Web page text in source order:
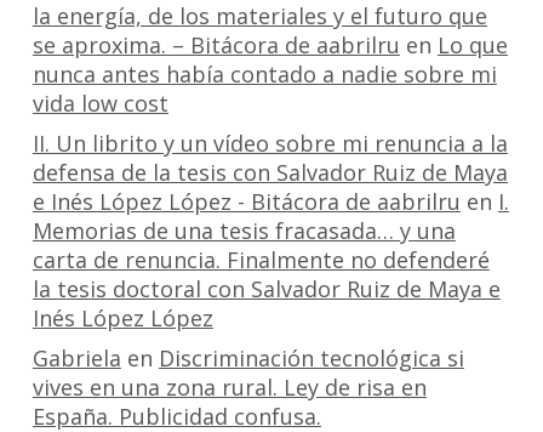
la energía, de los materiales y el futuro que
se aproxima. – Bitácora de aabrilru en Lo que
nunca antes había contado a nadie sobre mi
vida low cost
II. Un librito y un vídeo sobre mi renuncia a la
defensa de la tesis con Salvador Ruiz de Maya
e Inés López López - Bitácora de aabrilru en I.
Memorias de una tesis fracasada… y una
carta de renuncia. Finalmente no defenderé
la tesis doctoral con Salvador Ruiz de Maya e
Inés López López
Gabriela en Discriminación tecnológica si
vives en una zona rural. Ley de risa en
España. Publicidad confusa.